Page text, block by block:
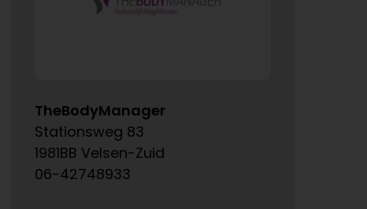
TheBodyManager
Stationsweg 83
1981BB Velsen-Zuid
06-42748933